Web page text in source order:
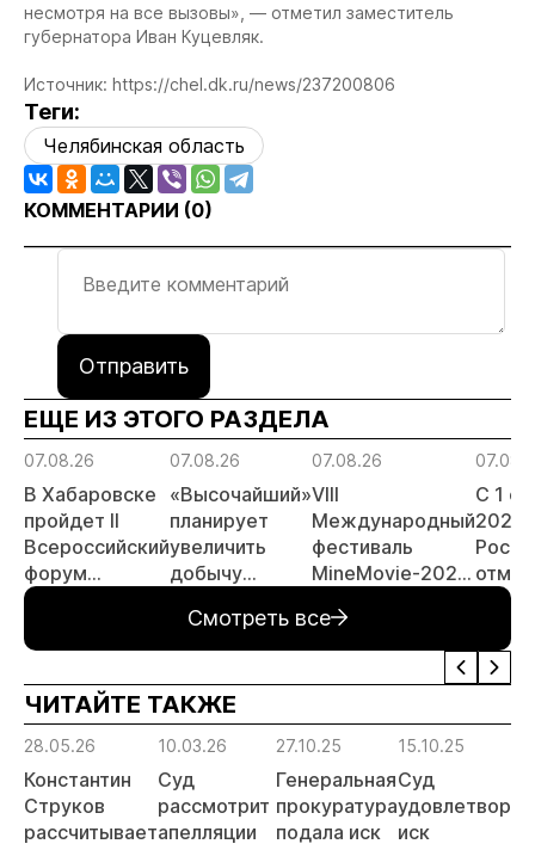
несмотря на все вызовы», — отметил заместитель
губернатора Иван Куцевляк.
Источник: https://chel.dk.ru/news/237200806
Теги:
Челябинская область
КОММЕНТАРИИ (0)
Отправить
ЕЩЕ ИЗ ЭТОГО РАЗДЕЛА
07.08.26
В Хабаровске
пройдет II
Всероссийский
форум
«Россыпное
России»
07.08.26
«Высочайший»
планирует
увеличить
добычу
тонн в 2026
году
07.08.26
VIII
Международный
фестиваль
MineMovie-2026
заявок
С 1
2026
Смотреть все
ЧИТАЙТЕ ТАКЖЕ
28.05.26
Константин
Струков
рассчитывает
10.03.26
Суд
рассмотрит
апелляции
27.10.25
Генеральная
прокуратура
подала иск
15.10.25
Суд
удовлетворил
иск